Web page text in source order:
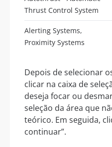
Thrust Control System
Alerting Systems,
Proximity Systems
Depois de selecionar
clicar na caixa de
deseja focar ou
seleção da área que
teórico. Em seguida,
continuar”.